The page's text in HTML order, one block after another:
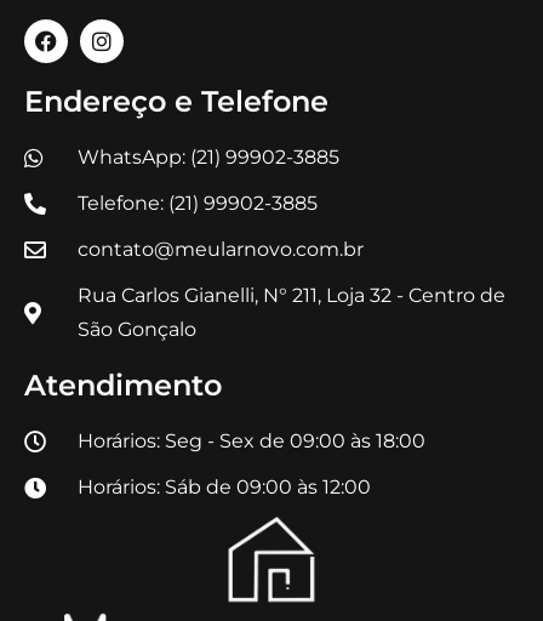
Endereço e Telefone
WhatsApp: (21) 99902-3885
Telefone: (21) 99902-3885
contato@meularnovo.com.br
Rua Carlos Gianelli, N° 211, Loja 32 - Centro de
São Gonçalo
Atendimento
Horários: Seg - Sex de 09:00 às 18:00
Horários: Sáb de 09:00 às 12:00